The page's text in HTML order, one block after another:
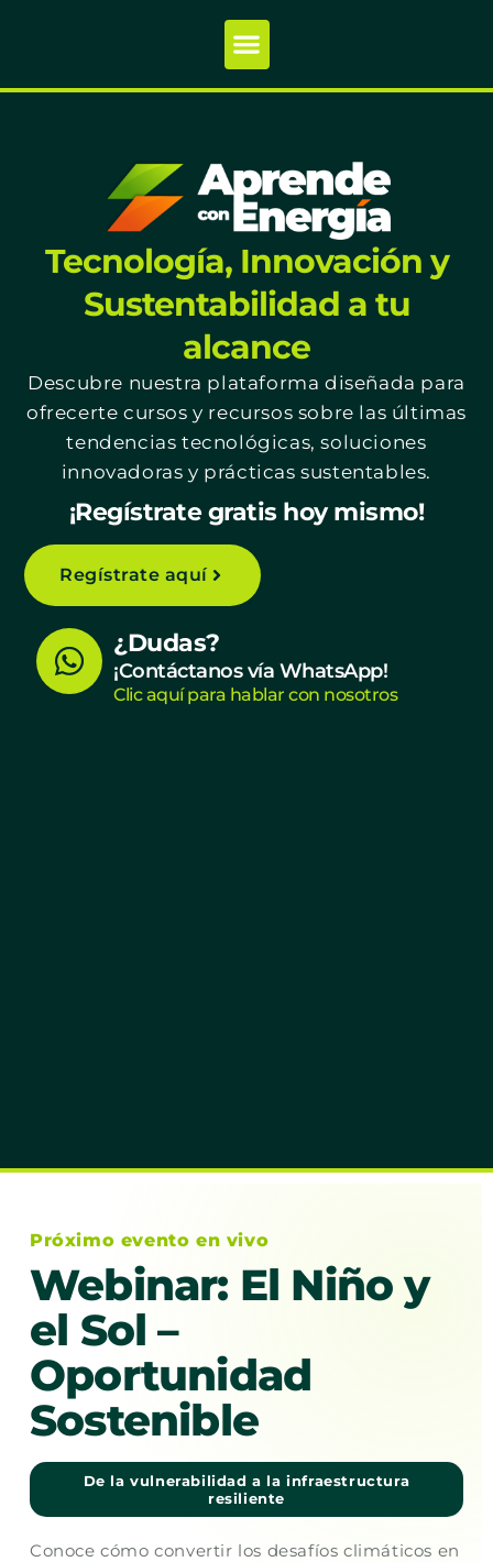
Tecnología, Innovación y
Sustentabilidad a tu
alcance
Descubre nuestra plataforma diseñada para
ofrecerte cursos y recursos sobre las últimas
tendencias tecnológicas, soluciones
innovadoras y prácticas sustentables.
¡Regístrate gratis hoy mismo!
Regístrate aquí
W
h
¿Dudas?
¡Contáctanos vía WhatsApp!
Clic aquí para hablar con nosotros
Próximo evento en vivo
Webinar: El Niño y
el Sol –
Oportunidad
Sostenible
De la vulnerabilidad a la infraestructura
resiliente
Conoce cómo convertir los desafíos climáticos en